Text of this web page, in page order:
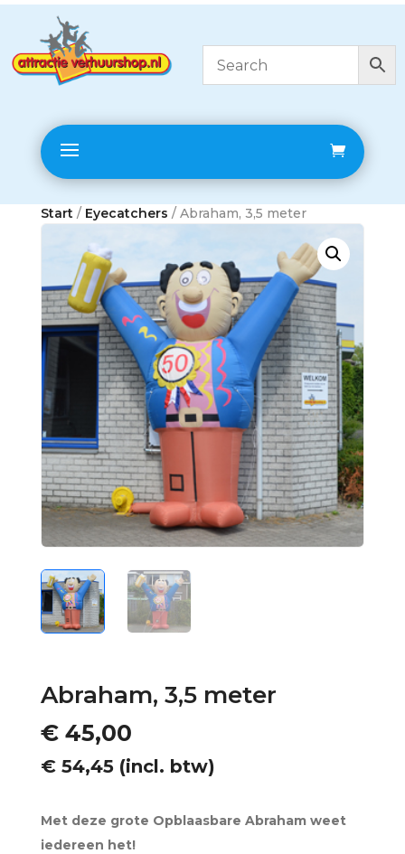
Start / Eyecatchers / Abraham, 3,5 meter
Abraham, 3,5 meter
€45,00
€54,45(incl. btw)
Met deze grote Opblaasbare Abraham weet
iedereen het!